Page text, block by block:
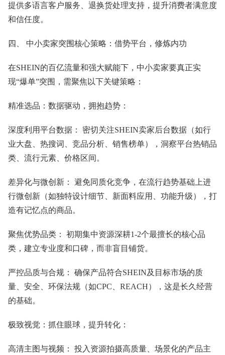
提供多语言客户服务、退换货处理支持，提升消费者满意度
和信任度。
四、 中小卖家突围核心策略：借势平台，修炼内功
在SHEIN的百亿流量和强大赋能下，中小卖家要真正实
现“爆单”突围，需聚焦以下关键策略：
精准选品：数据驱动，拥抱趋势：
深度利用平台数据： 密切关注SHEIN卖家后台数据（如行
业大盘、热搜词、竞品分析、销售榜单），洞察平台热销品
类、流行元素、价格区间。
差异化与微创新： 避免同质化竞争，在流行趋势基础上进
行微创新（如独特设计细节、新面料应用、功能升级），打
造有记忆点的商品。
聚焦优势品类： 初期集中资源深耕1-2个最擅长的核心品
类，建立专业度和口碑，而非盲目铺货。
严控品质与合规： 确保产品符合SHEIN及目标市场的质
量、安全、环保法规（如CPC、REACH），这是长久经营
的基础。
极致视觉：抓住眼球，提升转化：
高清主图与视频： 投入资源拍摄高质量、场景化的产品主